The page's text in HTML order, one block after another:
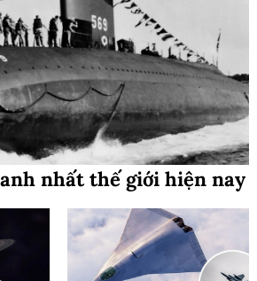
nhất thế giới hiện nay